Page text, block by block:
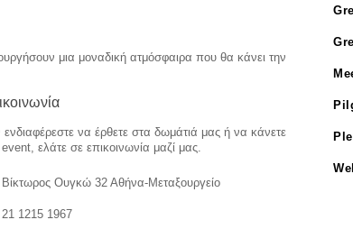
μια μοναδική ατμόσφαιρα που θα κάνει την
ενδιαφέρεστε να έρθετε στα δωμάτιά μας ή να κάνετε
ελάτε σε επικοινωνία μαζί μας.
Βίκτωρος Ουγκώ 32 Αθήνα-Μεταξουργείο
‭21 1215 1967